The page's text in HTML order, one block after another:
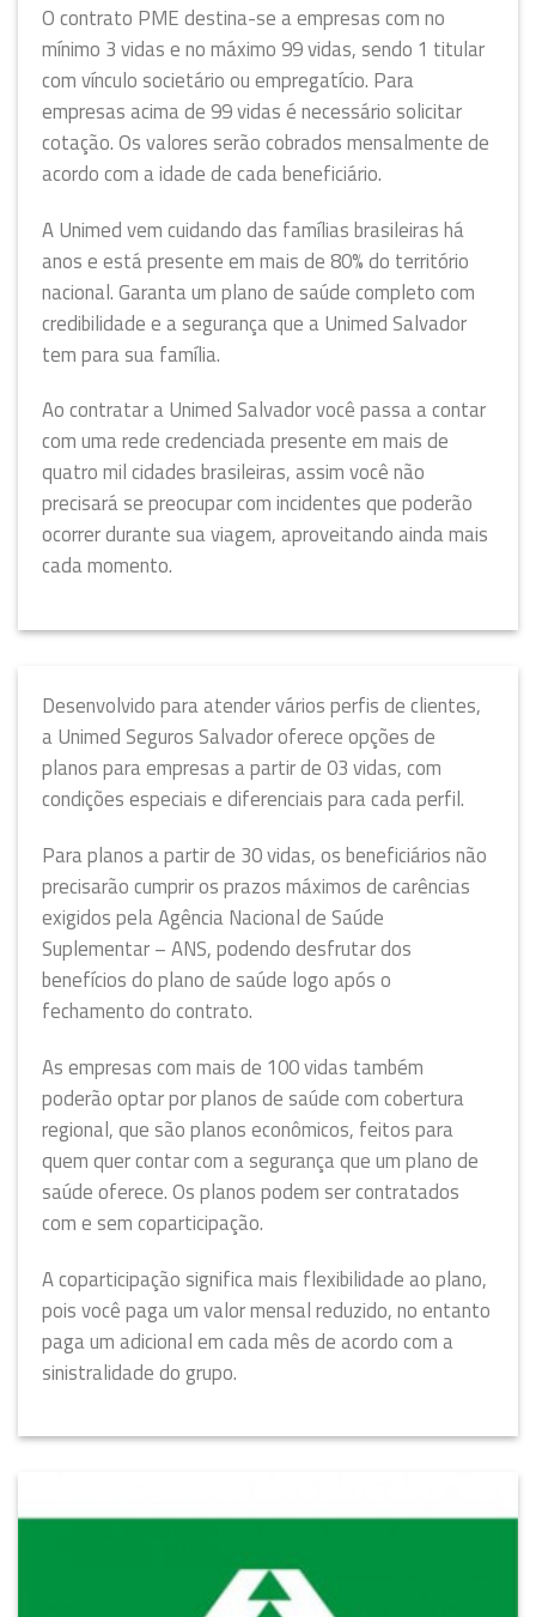
O contrato PME destina-se a empresas com no
mínimo 3 vidas e no máximo 99 vidas, sendo 1 titular
com vínculo societário ou empregatício. Para
empresas acima de 99 vidas é necessário solicitar
cotação. Os valores serão cobrados mensalmente de
acordo com a idade de cada beneficiário.
A Unimed vem cuidando das famílias brasileiras há
anos e está presente em mais de 80% do território
nacional. Garanta um plano de saúde completo com
credibilidade e a segurança que a Unimed Salvador
tem para sua família.
Ao contratar a Unimed Salvador você passa a contar
com uma rede credenciada presente em mais de
quatro mil cidades brasileiras, assim você não
precisará se preocupar com incidentes que poderão
ocorrer durante sua viagem, aproveitando ainda mais
cada momento.
Desenvolvido para atender vários perfis de clientes,
a Unimed Seguros Salvador oferece opções de
planos para empresas a partir de 03 vidas, com
condições especiais e diferenciais para cada perfil.
Para planos a partir de 30 vidas, os beneficiários não
precisarão cumprir os prazos máximos de carências
exigidos pela Agência Nacional de Saúde
Suplementar – ANS, podendo desfrutar dos
benefícios do plano de saúde logo após o
fechamento do contrato.
As empresas com mais de 100 vidas também
poderão optar por planos de saúde com cobertura
regional, que são planos econômicos, feitos para
quem quer contar com a segurança que um plano de
saúde oferece. Os planos podem ser contratados
com e sem coparticipação.
A coparticipação significa mais flexibilidade ao plano,
pois você paga um valor mensal reduzido, no entanto
paga um adicional em cada mês de acordo com a
sinistralidade do grupo.